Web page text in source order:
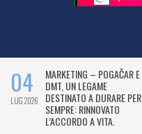
04
LUG 2026
MARKETING – POGAČAR E
DMT, UN LEGAME
DESTINATO A DURARE PER
SEMPRE: RINNOVATO
L’ACCORDO A VITA.